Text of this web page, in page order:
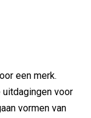
een merk.
voor
vormen van